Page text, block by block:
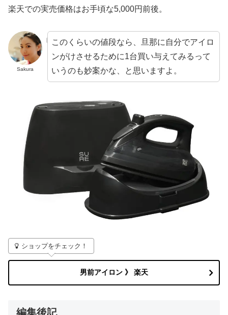
楽天での実売価格はお手頃な5,000円前後。
Sakura
このくらいの値段なら、旦那に自分でアイロ
ンがけさせるために1台買い与えてみるって
いうのも妙案かな、と思いますよ。
ショップをチェック！
男前アイロン 》 楽天
編集後記